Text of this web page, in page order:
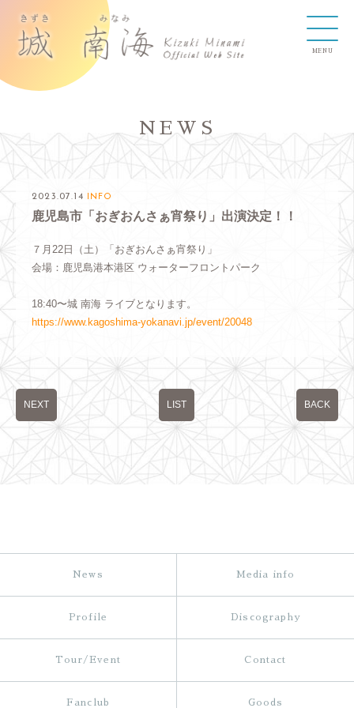
NEWS
2023.07.14 INFO
鹿児島市「おぎおんさぁ宵祭り」出演決定！！
７月22日（土）「おぎおんさぁ宵祭り」
会場：鹿児島港本港区 ウォーターフロントパーク
18:40〜城 南海 ライブとなります。
https://www.kagoshima-yokanavi.jp/event/20048
NEXT LIST BACK
News Media info
Profile Discography
Tour/Event Contact
Fanclub Goods